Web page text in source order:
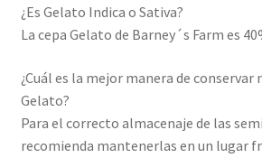
¿Es Gelato Indica o Sativa?
La cepa Gelato de Barney´s Farm es
¿Cuál es la mejor manera de conservar
Gelato?
Para el correcto almacenaje de las
recomienda mantenerlas en un lugar